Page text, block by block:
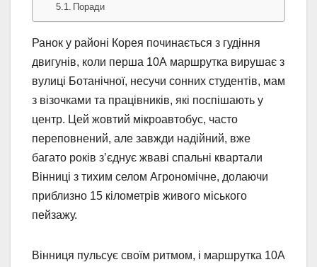
Поради
Ранок у районі Корея починається з гудіння
двигунів, коли перша 10А маршрутка вирушає з
вулиці Ботанічної, несучи сонних студентів, мам
з візочками та працівників, які поспішають у
центр. Цей жовтий мікроавтобус, часто
переповнений, але завжди надійний, вже
багато років з’єднує жваві спальні квартали
Вінниці з тихим селом Агрономічне, долаючи
приблизно 15 кілометрів живого міського
пейзажу.
Вінниця пульсує своїм ритмом, і маршрутка 10А